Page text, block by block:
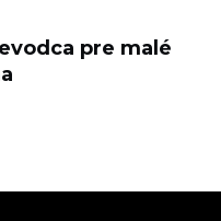
pre malé